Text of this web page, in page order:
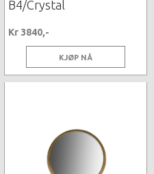
B4/Crystal
Kr 3840,-
KJØP NÅ